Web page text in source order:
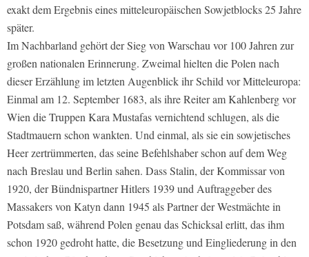
exakt dem Ergebnis eines mitteleuropäischen Sowjetblocks 25 Jahre
später.
Im Nachbarland gehört der Sieg von Warschau vor 100 Jahren zur
großen nationalen Erinnerung. Zweimal hielten die Polen nach
dieser Erzählung im letzten Augenblick ihr Schild vor Mitteleuropa:
Einmal am 12. September 1683, als ihre Reiter am Kahlenberg vor
Wien die Truppen Kara Mustafas vernichtend schlugen, als die
Stadtmauern schon wankten. Und einmal, als sie ein sowjetisches
Heer zertrümmerten, das seine Befehlshaber schon auf dem Weg
nach Breslau und Berlin sahen. Dass Stalin, der Kommissar von
1920, der Bündnispartner Hitlers 1939 und Auftraggeber des
Massakers von Katyn dann 1945 als Partner der Westmächte in
Potsdam saß, während Polen genau das Schicksal erlitt, das ihm
schon 1920 gedroht hatte, die Besetzung und Eingliederung in den